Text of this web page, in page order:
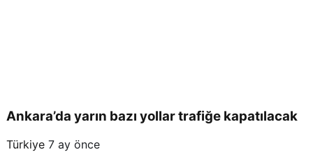
Ankara’da yarın bazı yollar trafiğe kapatılacak
Türkiye 7 ay önce